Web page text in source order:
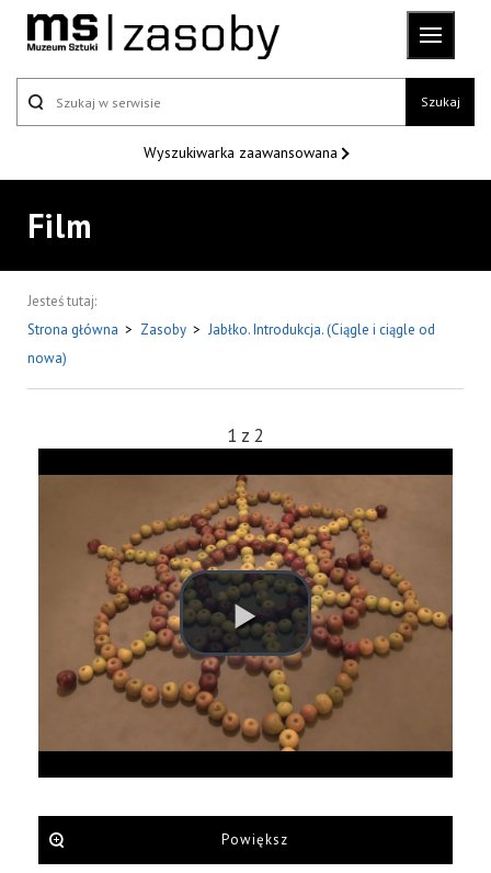
Szukaj
Wyszukiwarka zaawansowana
Film
Jesteś tutaj:
Strona główna > Zasoby > Jabłko. Introdukcja. (Ciągle i ciągle od
nowa)
1 z 2
Powiększ